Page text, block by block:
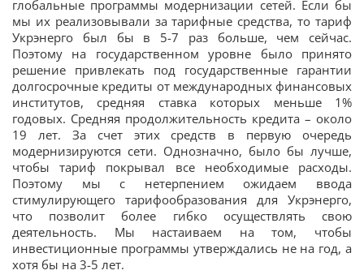
глобальные программы модернизации сетей. Если бы
мы их реализовывали за тарифные средства, то тариф
Укрэнерго был бы в 5-7 раз больше, чем сейчас.
Поэтому на государственном уровне было принято
решение привлекать под государственные гарантии
долгосрочные кредиты от международных финансовых
институтов, средняя ставка которых меньше 1%
годовых. Средняя продолжительность кредита – около
19 лет. За счет этих средств в первую очередь
модернизируются сети. Однозначно, было бы лучше,
чтобы тариф покрывал все необходимые расходы.
Поэтому мы с нетерпением ожидаем ввода
стимулирующего тарифообразования для Укрэнерго,
что позволит более гибко осуществлять свою
деятельность. Мы настаиваем на том, чтобы
инвестиционные программы утверждались не на год, а
хотя бы на 3-5 лет.